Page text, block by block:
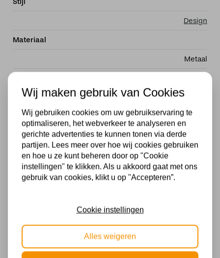
Design
Materiaal
Metaal
8718379046940
Dimbaar
Ja, in combinatie met een externe dimmer
Energielabel
Wattage
2 x 5 watt
Wij maken gebruik van Cookies
Wij gebruiken cookies om uw gebruikservaring te
optimaliseren, het webverkeer te analyseren en
gerichte advertenties te kunnen tonen via derde
partijen. Lees meer over hoe wij cookies gebruiken
en hoe u ze kunt beheren door op "Cookie
instellingen" te klikken. Als u akkoord gaat met ons
gebruik van cookies, klikt u op "Accepteren”.
Cookie instellingen
Alles weigeren